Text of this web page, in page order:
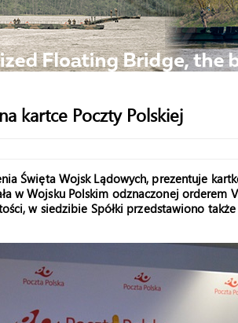
kartce Poczty Polskiej
Święta Wojsk Lądowych, prezentuje
w Wojsku Polskim odznaczonej orderem
w siedzibie Spółki przedstawiono